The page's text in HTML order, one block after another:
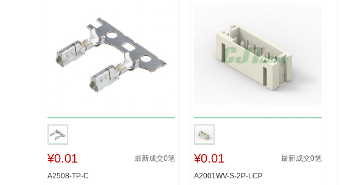
¥0.01 最新成交0笔
A2508-TP-C
¥0.01 最新成交0笔
A2001WV-S-2P-LCP